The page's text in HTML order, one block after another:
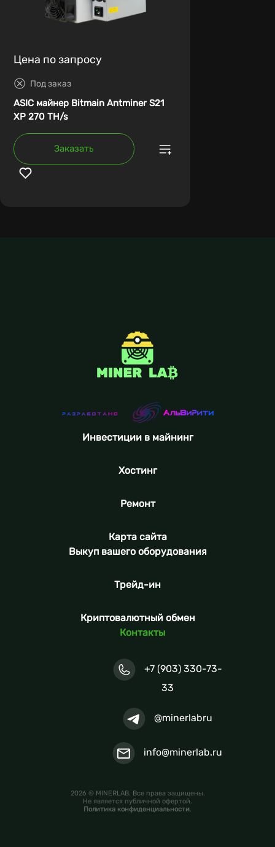
Цена по запросу
Под заказ
ASIC майнер Bitmain Antminer S21
XP 270 TH/s
Заказать
Инвестиции в майнинг
Хостинг
Ремонт
Карта сайта
Выкуп вашего оборудования
Трейд-ин
Криптовалютный обмен
Контакты
+7 (903) 330-73-
33
@minerlabru
info@minerlab.ru
2026 © MINERLAB. Все права защищены.
Не является публичной офертой.
Политика конфиденциальности.